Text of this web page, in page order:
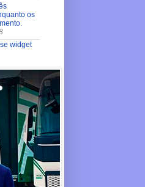
os
widget